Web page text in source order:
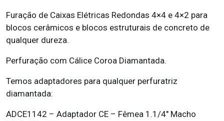
Furação de Caixas Elétricas Redondas 4×4 e 4×2 para
blocos cerâmicos e blocos estruturais de concreto de
qualquer dureza.
Perfuração com Cálice Coroa Diamantada.
Temos adaptadores para qualquer perfuratriz
diamantada:
ADCE1142 – Adaptador CE – Fêmea 1.1/4″ Macho